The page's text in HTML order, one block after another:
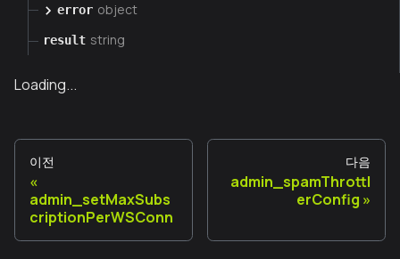
error object
result string
Loading...
이전
admin_setMaxSubs
criptionPerWSConn
다음
admin_spamThrottl
erConfig